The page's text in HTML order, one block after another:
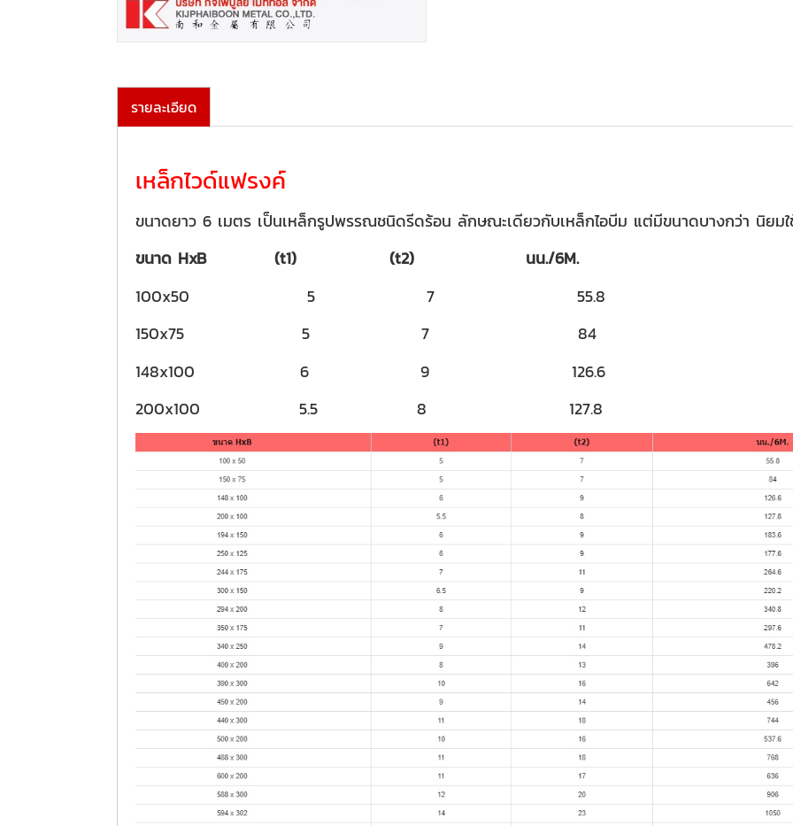
รายละเอียด
เหล็กไวด์แฟรงค์
ขนาดยาว 6 เมตร เป็นเหล็กรูปพรรณชนิดรีดร้อน ลักษณะเดียวกับเหล็กไอบีม แต่มีขนาดบางกว่า นิยมใ
ขนาด HxB (t1) (t2) นน./6M.
100x50 5 7 55.8
150x75 5 7 84
148x100 6 9 126.6
200x100 5.5 8 127.8